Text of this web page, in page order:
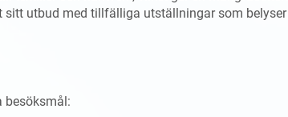
sitt utbud med tillfälliga utställningar som
besöksmål: